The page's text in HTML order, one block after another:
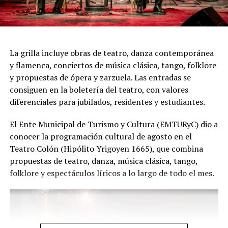
todas las generaciones. Y que quienes ya vivieron una de
nuestras funciones tengan ganas de volver, porque cada
función hay meses de ensayo y un enorme trabajo en
equipo para emocionar y sorprender al
público", expresa Emmanuel Marín.
distinguida con los Premios Estrella de Mar 2024 y
2026 como Mejor Espectáculo de Danza y con el Premio
Faro de Oro 2024. Además, Emmanuel Marín y Lola
Gutiérrez Rey obtuvieron el subcampeonato en el
Mundial de Tango de Buenos Aires.
realizar una gira por Europa. Además, recibió
La grilla incluye obras de teatro, danza contemporánea
y flamenca, conciertos de música clásica, tango, folklore
y propuestas de ópera y zarzuela. Las entradas se
consiguen en la boletería del teatro, con valores
diferenciales para jubilados, residentes y estudiantes.
El Ente Municipal de Turismo y Cultura (EMTURyC) dio a
conocer la programación cultural de agosto en el
Teatro Colón (Hipólito Yrigoyen 1665), que combina
propuestas de teatro, danza, música clásica, tango,
folklore y espectáculos líricos a lo largo de todo el mes.